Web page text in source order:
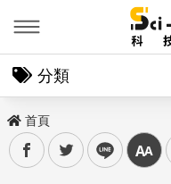
分類
首頁
facebooktwitter line 中